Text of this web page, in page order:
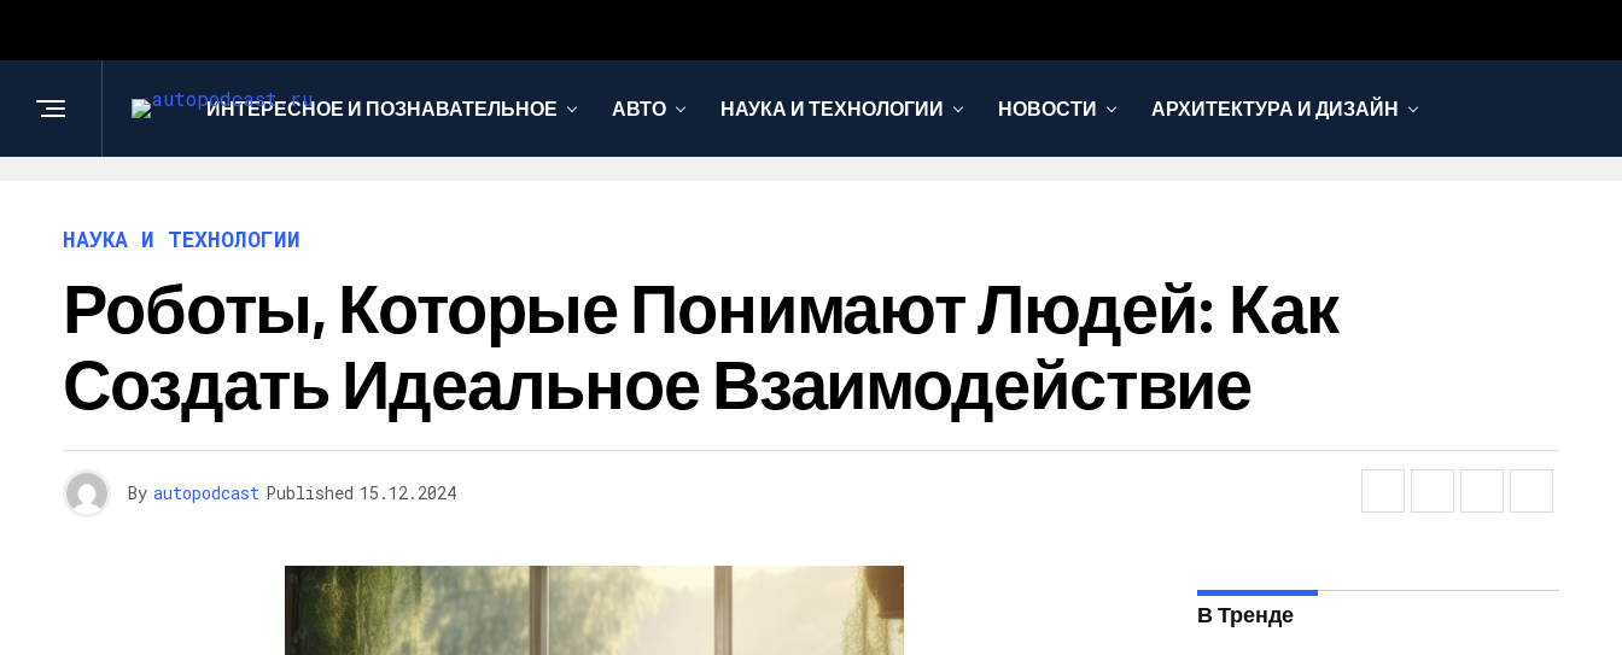
ИНТЕРЕСНОЕ И ПОЗНАВАТЕЛЬНОЕ АВТО НАУКА И ТЕХНОЛОГИИ НОВОСТИ АРХИТЕКТУРА И ДИЗАЙН
НАУКА И ТЕХНОЛОГИИ
Роботы, Которые Понимают Людей: Как
Создать Идеальное Взаимодействие
By autopodcast Published 15.12.2024
В Тренде